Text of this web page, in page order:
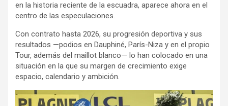
en la historia reciente de la escuadra, aparece ahora en el
centro de las especulaciones.
Con contrato hasta 2026, su progresión deportiva y sus
resultados —podios en Dauphiné, París-Niza y en el propio
Tour, además del maillot blanco— lo han colocado en una
situación en la que su margen de crecimiento exige
espacio, calendario y ambición.